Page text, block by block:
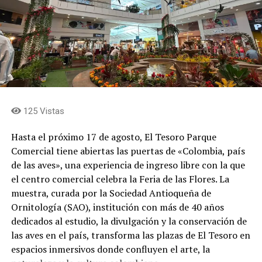
Agradecemos a la Fábrica de Licores y al Gobernador de
Antioquia que depositen en el Museo de Antioquia todas
estas capacidades», indicó.
La producción total de 6.000 botellas se dividirá en tres
variantes de tapa: 2.000 azules, 2.000 rojas y 2.000
verdes. Luis Fernando Bagué Trujillo, gerente de la
esta apuesta para la compañía. «Nos llena de orgullo
unir dos símbolos que hacen parte del corazón de los
antioqueños: Horizontes, una obra emblemática de
nuestro patrimonio cultural, y Aguardiente Antioqueño,
una marca que por más de cien años ha acompañado
nuestras celebraciones y los momentos más
importantes de nuestra historia. Esta edición especial es
un homenaje a nuestras raíces y a los valores que nos
definen: el trabajo, la berraquera, la esperanza, la
familia y la capacidad de mirar siempre hacia adelante»,
afirmó el directivo.
125 Vistas
Hasta el próximo 17 de agosto, El Tesoro Parque
Comercial tiene abiertas las puertas de «Colombia, país
de las aves», una experiencia de ingreso libre con la que
el centro comercial celebra la Feria de las Flores. La
muestra, curada por la Sociedad Antioqueña de
Ornitología (SAO), institución con más de 40 años
dedicados al estudio, la divulgación y la conservación de
las aves en el país, transforma las plazas de El Tesoro en
espacios inmersivos donde confluyen el arte, la